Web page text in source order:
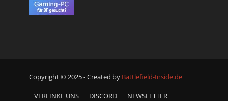
Copyright © 2025 - Created by Battlefield-Inside.de
VERLINKE UNS DISCORD NEWSLETTER